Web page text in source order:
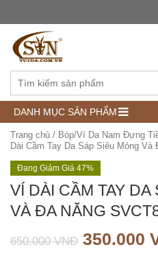
DANH MỤC SẢN PHẨM
Trang chủ / Bóp/Ví Da Nam Đựng
Dài Cầm Tay Da Sáp Siêu Mỏng Và
Đang Giảm Giá 47%
VÍ DÀI CẦM TAY DA
VÀ ĐA NĂNG
650.000VNĐ 350.000